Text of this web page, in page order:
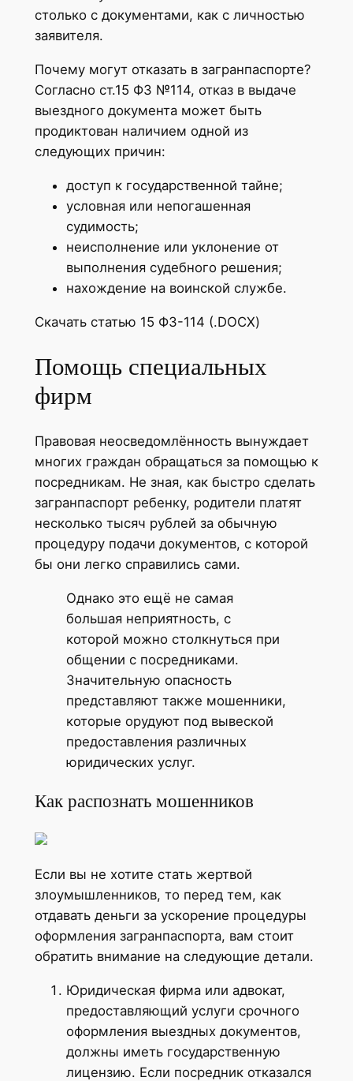
столько с документами, как с личностью
заявителя.
Почему могут отказать в загранпаспорте?
Согласно ст.15 ФЗ №114, отказ в выдаче
выездного документа может быть
продиктован наличием одной из
следующих причин:
доступ к государственной тайне;
условная или непогашенная
судимость;
неисполнение или уклонение от
выполнения судебного решения;
нахождение на воинской службе.
Скачать статью 15 ФЗ-114 (.DOCX)
Помощь специальных
фирм
Правовая неосведомлённость вынуждает
многих граждан обращаться за помощью к
посредникам. Не зная, как быстро сделать
загранпаспорт ребенку, родители платят
несколько тысяч рублей за обычную
процедуру подачи документов, с которой
бы они легко справились сами.
Однако это ещё не самая
большая неприятность, с
которой можно столкнуться при
общении с посредниками.
Значительную опасность
представляют также мошенники,
которые орудуют под вывеской
предоставления различных
юридических услуг.
Как распознать мошенников
Если вы не хотите стать жертвой
злоумышленников, то перед тем, как
отдавать деньги за ускорение процедуры
оформления загранпаспорта, вам стоит
обратить внимание на следующие детали.
Юридическая фирма или адвокат,
предоставляющий услуги срочного
оформления выездных документов,
должны иметь государственную
лицензию. Если посредник отказался